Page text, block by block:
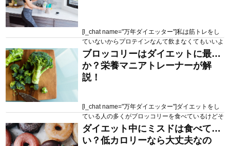
[l_chat name="万年ダイエッター"]私は筋トレをし
ていないからプロテインなんて飲まなくてもいいよ
ね？あれはムキムキになりたい人が飲むものでし
ょ？最近いろんなところでプロテインがたくさん入
ってる食品を見かけるけど私みたいな一般人はどう
したらいいか教えて！[/l_chat] こういった疑問にお
2020.07.06 175 views
ブロッコリーはダイエットに最強
か？栄養マニアトレーナーが解
説！
[l_chat name="万年ダイエッター"]ダイエットをし
ている人の多くがブロッコリーを食べているけどそ
んなにいいの？どんな食べ方をすればいいの？詳し
く教えて欲しい[/l_chat] こういった疑問にお答えし
2020.06.29 219 views
ダイエット中にミスドは食べてい
い？低カロリーなら大丈夫なの